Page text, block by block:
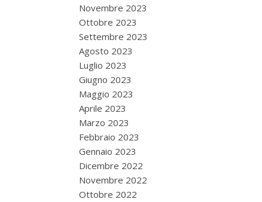
Novembre 2023
Ottobre 2023
Settembre 2023
Agosto 2023
Luglio 2023
Giugno 2023
Maggio 2023
Aprile 2023
Marzo 2023
Febbraio 2023
Gennaio 2023
Dicembre 2022
Novembre 2022
Ottobre 2022